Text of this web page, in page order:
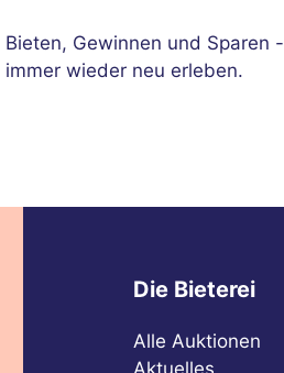
Bieten, Gewinnen und Sparen -
immer wieder neu erleben.
Die Bieterei
Alle Auktionen
Aktuelles